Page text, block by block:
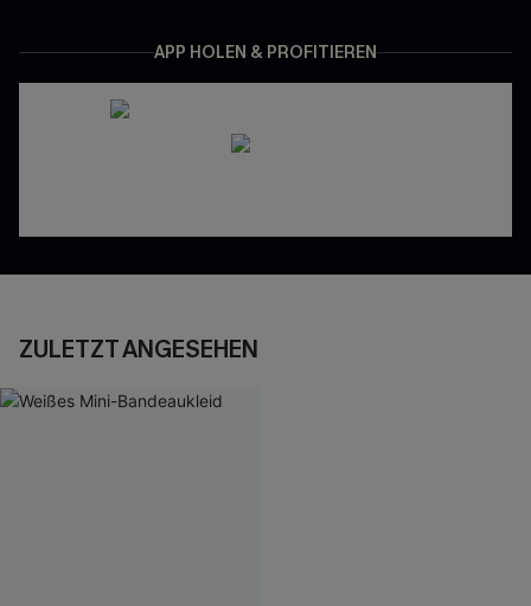
APP HOLEN & PROFITIEREN
ZULETZT ANGESEHEN